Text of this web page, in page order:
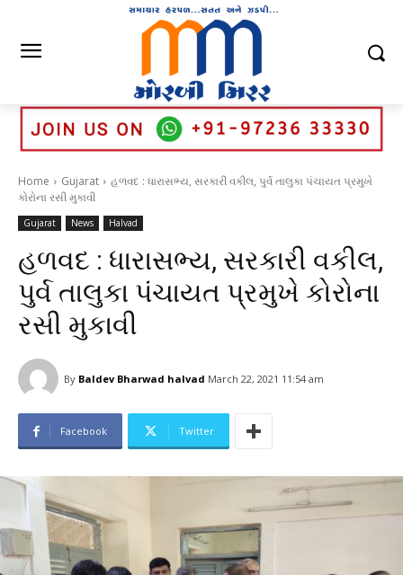
Home Gujarat
હળવદ : ધારાસભ્ય, સરકારી વકીલ, પુર્વ તાલુકા પંચાયત પ્રમુખે
કોરોના રસી મુકાવી
Gujarat News Halvad
હળવદ : ધારાસભ્ય, સરકારી વકીલ,
પુર્વ તાલુકા પંચાયત પ્રમુખે કોરોના
રસી મુકાવી
By Baldev Bharwad halvad March 22, 2021 11:54 am
Facebook Twitter